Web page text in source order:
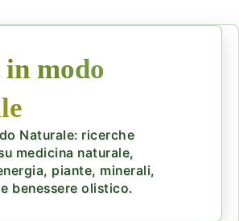
modo
Naturale: ricerche
medicina naturale,
piante, minerali,
benessere olistico.